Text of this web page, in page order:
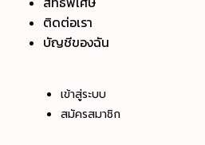
ติดต่อเรา
บัญชีของฉัน
เข้าสู่ระบบ
สมัครสมาชิก